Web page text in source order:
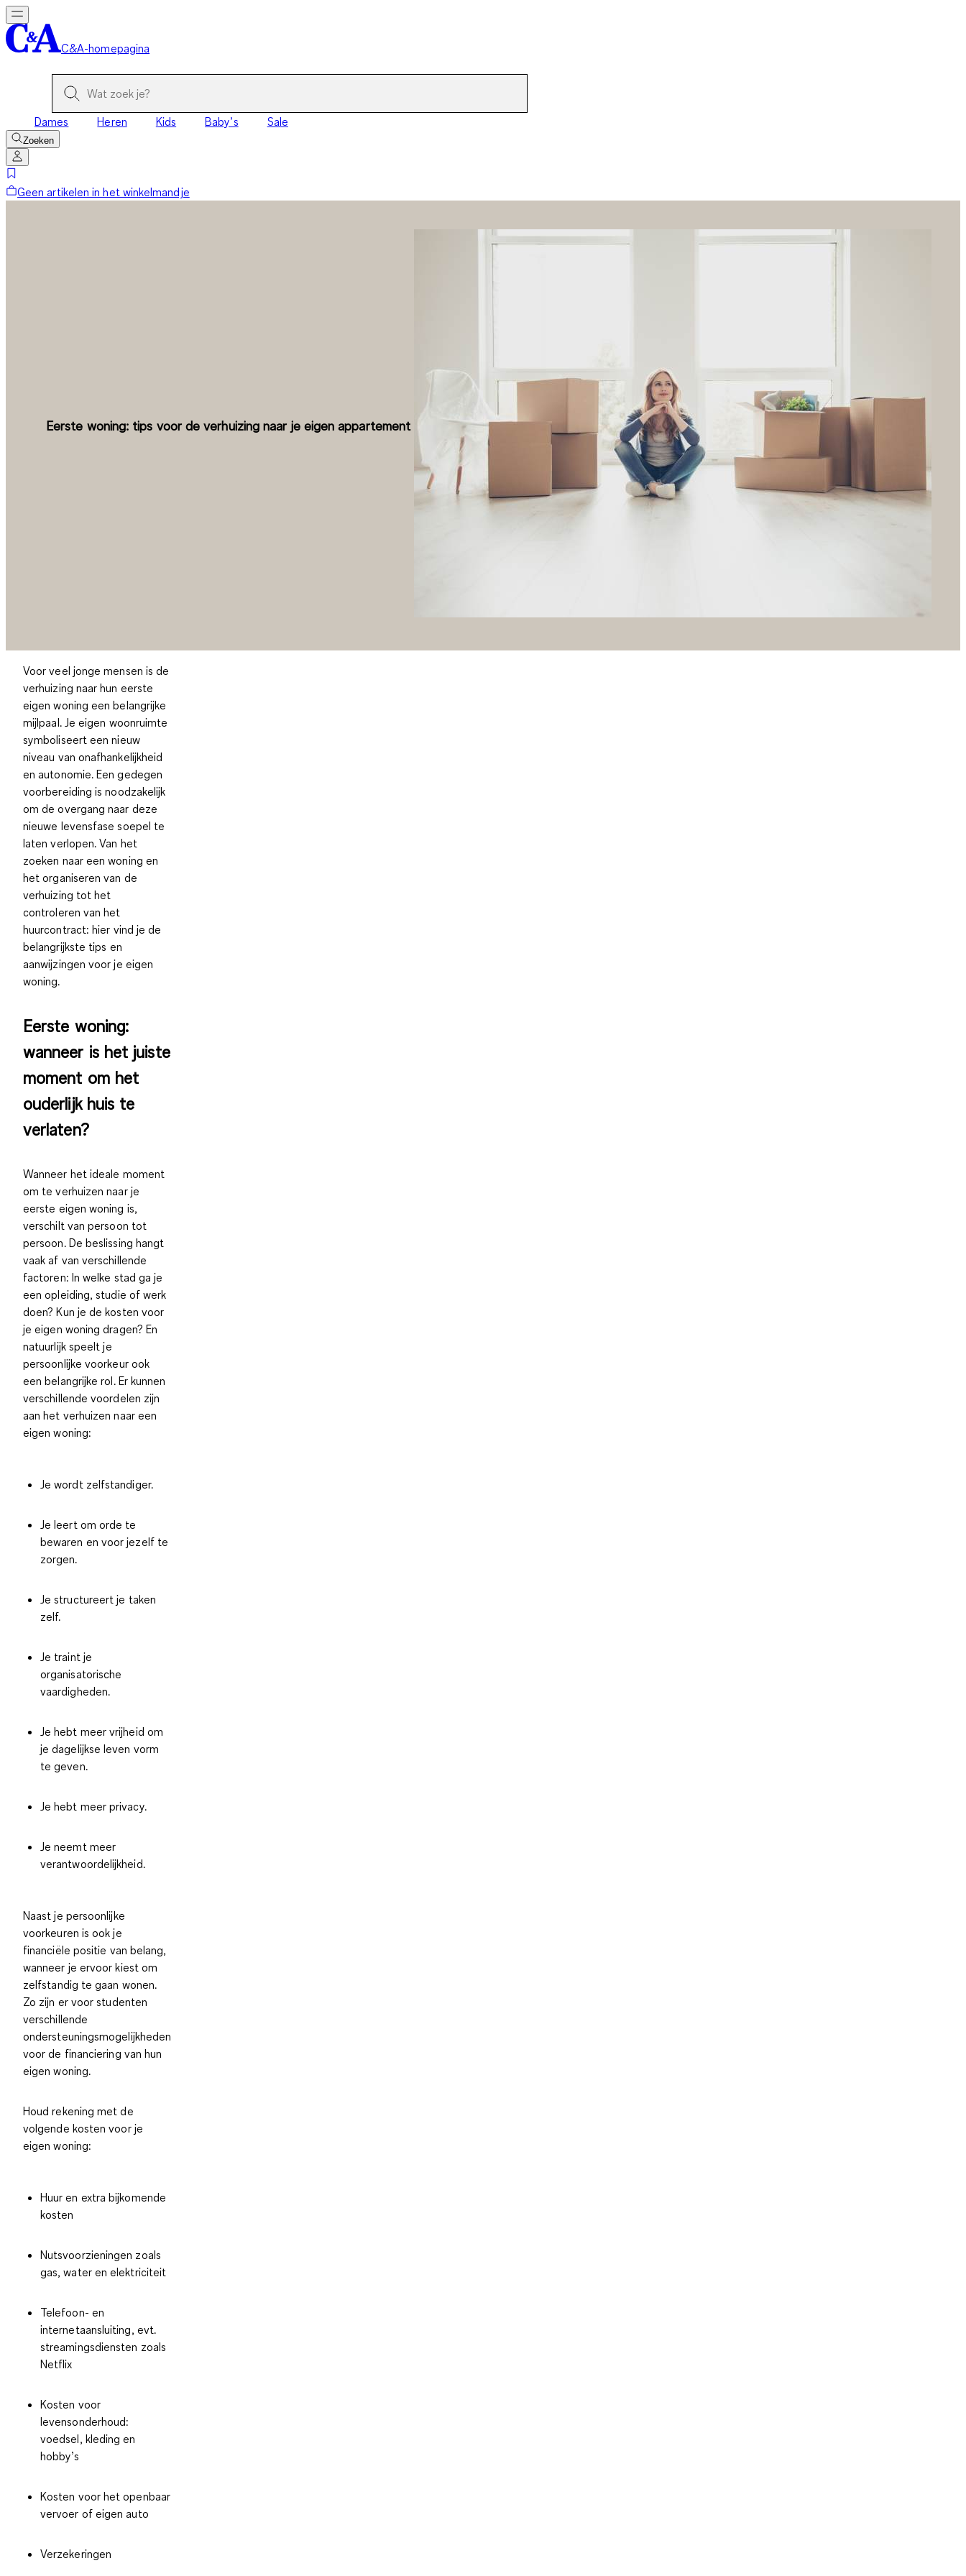
C&A-homepagina
Dames Heren Kids Baby’s Sale
Zoeken
Geen artikelen in het winkelmandje
Eerste woning: tips voor de verhuizing naar je eigen appartement
Voor veel jonge mensen is de
verhuizing naar hun eerste
eigen woning een belangrijke
mijlpaal. Je eigen woonruimte
symboliseert een nieuw
niveau van onafhankelijkheid
en autonomie. Een gedegen
voorbereiding is noodzakelijk
om de overgang naar deze
nieuwe levensfase soepel te
laten verlopen. Van het
zoeken naar een woning en
het organiseren van de
verhuizing tot het
controleren van het
huurcontract: hier vind je de
belangrijkste tips en
aanwijzingen voor je eigen
woning.
Eerste woning:
wanneer is het juiste
moment om het
ouderlijk huis te
verlaten?
Wanneer het ideale moment
om te verhuizen naar je
eerste eigen woning is,
verschilt van persoon tot
persoon. De beslissing hangt
vaak af van verschillende
factoren: In welke stad ga je
een opleiding, studie of werk
doen? Kun je de kosten voor
je eigen woning dragen? En
natuurlijk speelt je
persoonlijke voorkeur ook
een belangrijke rol. Er kunnen
verschillende voordelen zijn
aan het verhuizen naar een
eigen woning:
Je wordt zelfstandiger.
Je leert om orde te
bewaren en voor jezelf te
zorgen.
Je structureert je taken
zelf.
Je traint je
organisatorische
vaardigheden.
Je hebt meer vrijheid om
je dagelijkse leven vorm
te geven.
Je hebt meer privacy.
Je neemt meer
verantwoordelijkheid.
Naast je persoonlijke
voorkeuren is ook je
financiële positie van belang,
wanneer je ervoor kiest om
zelfstandig te gaan wonen.
Zo zijn er voor studenten
verschillende
ondersteuningsmogelijkheden
voor de financiering van hun
eigen woning.
Houd rekening met de
volgende kosten voor je
eigen woning:
Huur en extra bijkomende
kosten
Nutsvoorzieningen zoals
gas, water en elektriciteit
Telefoon- en
internetaansluiting, evt.
streamingsdiensten zoals
Netflix
Kosten voor
levensonderhoud:
voedsel, kleding en
hobby’s
Kosten voor het openbaar
vervoer of eigen auto
Verzekeringen